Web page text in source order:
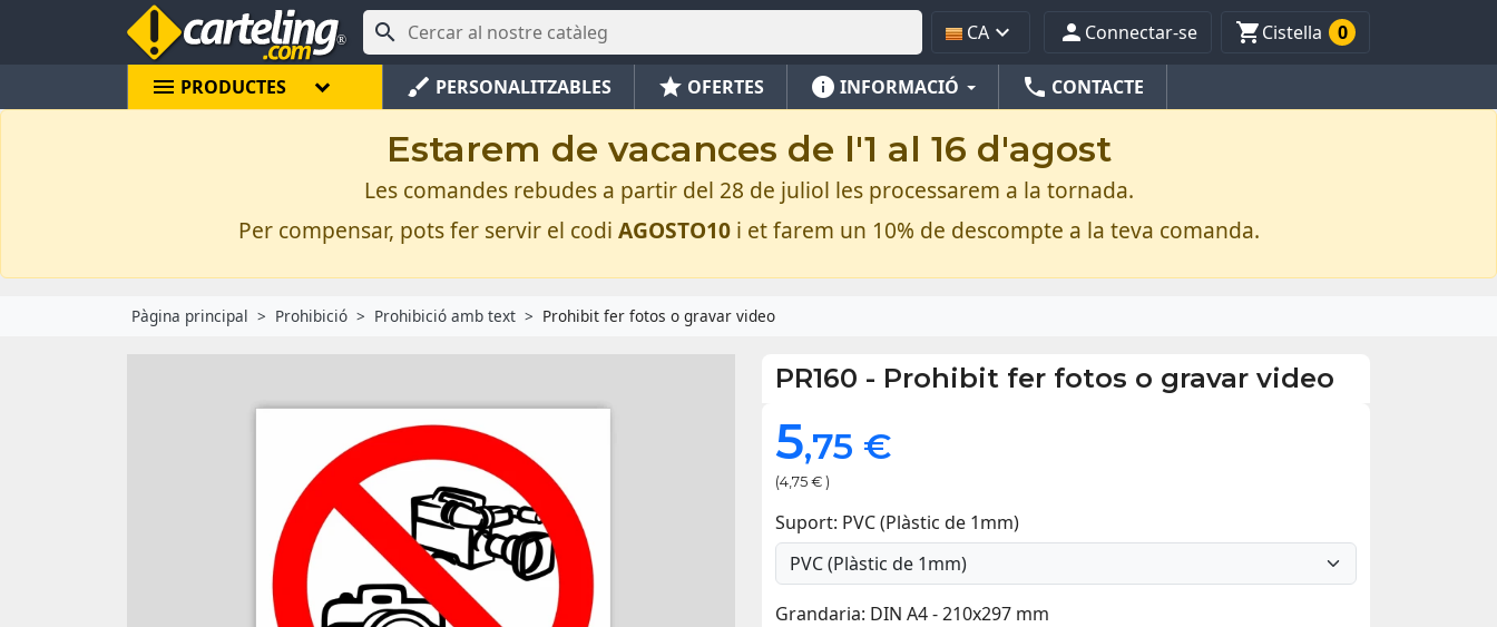
 CA  Connectar-se Cistella 0
menu PRODUCTES brush PERSONALITZABLES star OFERTES info INFORMACIÓ phone CONTACTE
Estarem de vacances de l'1 al 16 d'agost
Les comandes rebudes a partir del 28 de juliol les processarem a la tornada.
Per compensar, pots fer servir el codi AGOSTO10i et farem un 10% de descompte a la teva comanda.
Pàgina principal Prohibició Prohibició amb text Prohibit fer fotos o gravar video
PR160 - Prohibit fer fotos o gravar video
5,75 €
(4,75 € )
Suport: PVC (Plàstic de 1mm)
Grandaria: DIN A4 - 210x297 mm